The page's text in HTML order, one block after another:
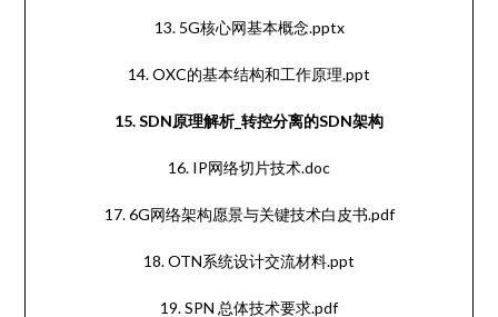
13. 5G核心网基本概念.pptx
14. OXC的基本结构和工作原理.ppt
15. SDN原理解析_转控分离的SDN架构
16. IP网络切片技术.doc
17. 6G网络架构愿景与关键技术白皮书.pdf
18. OTN系统设计交流材料.ppt
19. SPN 总体技术要求.pdf